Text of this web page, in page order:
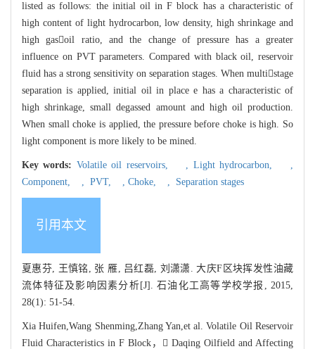
listed as follows: the initial oil in F block has a characteristic of
high content of light hydrocarbon, low density, high shrinkage and
high gasoil ratio, and the change of pressure has a greater
influence on PVT parameters. Compared with black oil, reservoir
fluid has a strong sensitivity on separation stages. When multistage
separation is applied, initial oil in place e has a characteristic of
high shrinkage, small degassed amount and high oil production.
When small choke is applied, the pressure before choke is high. So
light component is more likely to be mined.
Key words: Volatile oil reservoirs, , Light hydrocarbon,
,
Component,
, PVT, , Choke, , Separation stages
引用本文
夏惠芬, 王慎铭, 张 雁, 吕红磊, 刘潇潇. 大庆F区块挥发性油藏
流体特征及影响因素分析[J]. 石油化工高等学校学报, 2015,
28(1): 51-54.
Xia Huifen,Wang Shenming,Zhang Yan,et al. Volatile Oil Reservoir
Fluid Characteristics in F Block， Daqing Oilfield and Affecting